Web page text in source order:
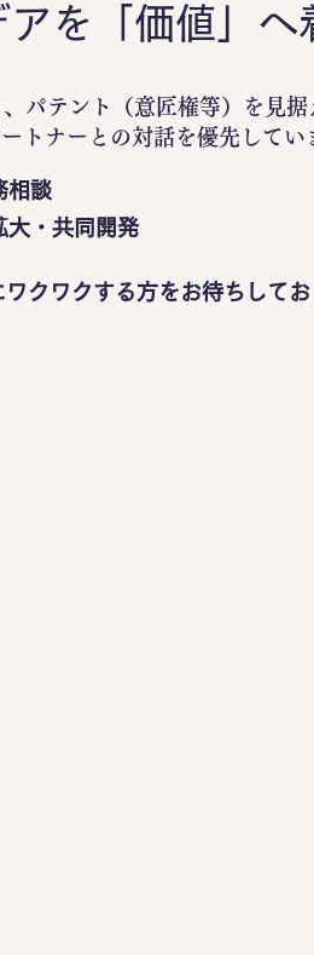
を「価値」へ
パテント（意匠権等）を見据
トナーとの対話を優先してい
相談
大・共同開発
クワクする方をお待ちしてお